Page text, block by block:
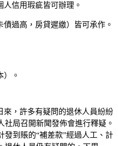
信用瑕疵皆可辦理。
過高，房貸遲繳）皆可承作。
）。
來，許多有疑問的退休人員紛紛
社局召開新聞發佈會進行釋疑。
發到賬的“補差款”經過人工、計